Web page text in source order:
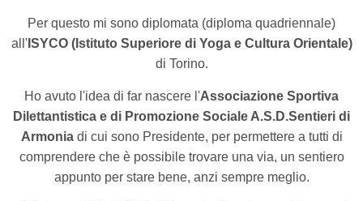
Per questo mi sono diplomata (diploma quadriennale)
all'ISYCO (Istituto Superiore di Yoga e Cultura Orientale)
di Torino.
Ho avuto l'idea di far nascere l'Associazione Sportiva
Dilettantistica e di Promozione Sociale A.S.D.Sentieri di
Armoniadi cui sono Presidente, per permettere a tutti di
comprendere che è possibile trovare una via, un sentiero
appunto per stare bene, anzi sempre meglio.